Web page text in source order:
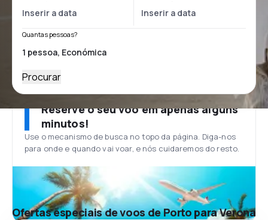
Quantas pessoas?
Procurar
Reserve o seu voo em apenas alguns
minutos!
Use o mecanismo de busca no topo da página. Diga-nos
para onde e quando vai voar, e nós cuidaremos do resto.
Ofertas especiais de voos de Porto para Verona